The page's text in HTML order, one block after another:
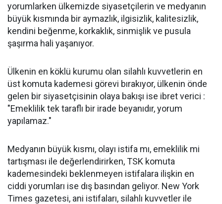
yorumlarken ülkemizde siyasetçilerin ve medyanın
büyük kısmında bir aymazlık, ilgisizlik, kalitesizlik,
kendini beğenme, korkaklık, sinmişlik ve pusula
şaşırma hali yaşanıyor.
Ülkenin en köklü kurumu olan silahlı kuvvetlerin en
üst komuta kademesi görevi bırakıyor, ülkenin önde
gelen bir siyasetçisinin olaya bakışı ise ibret verici :
"Emeklilik tek taraflı bir irade beyanıdır, yorum
yapılamaz."
Medyanın büyük kısmı, olayı istifa mı, emeklilik mi
tartışması ile değerlendirirken, TSK komuta
kademesindeki beklenmeyen istifalara ilişkin en
ciddi yorumları ise dış basından geliyor. New York
Times gazetesi, ani istifaları, silahlı kuvvetler ile